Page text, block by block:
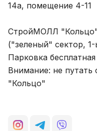
14а, помещение 4-11
СтройМОЛЛ
("зеленый" сектор,
Парковка бесплатная
Внимание: не
"Кольцо"